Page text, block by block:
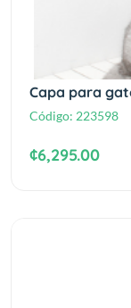
Capa para
Código: 223598
¢6,295.00